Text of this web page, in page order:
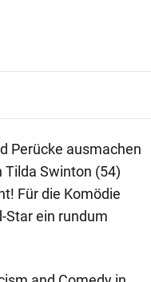
Perücke ausmachen
Tilda Swinton (54)
Für die Komödie
Star ein rundum